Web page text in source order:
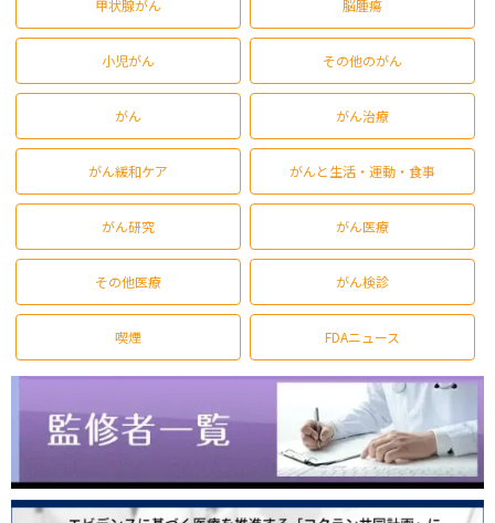
甲状腺がん 脳腫瘍
小児がん その他のがん
がん がん治療
がん緩和ケア がんと生活・運動・食事
がん研究 がん医療
その他医療 がん検診
喫煙 FDAニュース